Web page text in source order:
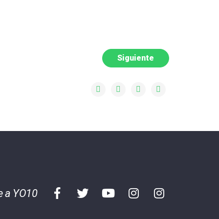
Siguiente
a YO10